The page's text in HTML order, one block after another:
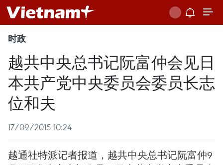
时政
越共中央总书记阮富仲会见日
本共产党中央委员会委员长志
位和夫
17/09/2015 10:24
越通社特派记者报道，越共中央总书记阮富仲9